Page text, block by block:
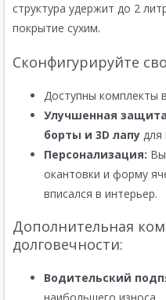
структура удержит до 2
покрытие сухим.
Сконфигурируйте
Доступны комплекты
Улучшенная
борты и 3D лапу для
Персонализация:
окантовки и форму
вписался в интерьер.
Дополнительная
долговечности:
Водительский